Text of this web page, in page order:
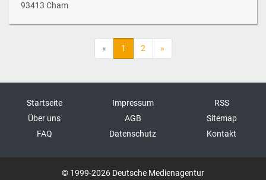
93413 Cham
« 1 2 »
Startseite
Über uns
FAQ
Impressum
AGB
Datenschutz
RSS
Sitemap
Kontakt
© 1999-2026 Deutsche Medienagentur